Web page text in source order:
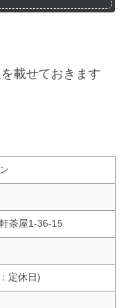
載せておきます
茶屋1-36-15
定休日)